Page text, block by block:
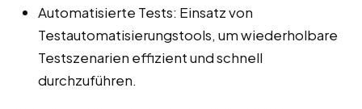
Automatisierte Tests: Einsatz von
Testautomatisierungstools, um wiederholbare
Testszenarien effizient und schnell
durchzuführen.